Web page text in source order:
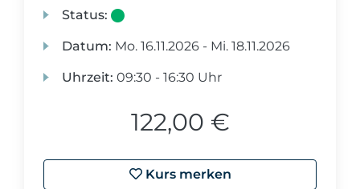
Status:
Datum: Mo. 16.11.2026 - Mi. 18.11.2026
Uhrzeit: 09:30 - 16:30 Uhr
122,00 €
Kurs merken